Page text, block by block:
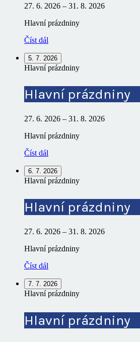
27. 6. 2026 – 31. 8. 2026
Hlavní prázdniny
Číst dál
5. 7. 2026
Hlavní prázdniny
Hlavní prázdniny
27. 6. 2026 – 31. 8. 2026
Hlavní prázdniny
Číst dál
6. 7. 2026
Hlavní prázdniny
Hlavní prázdniny
27. 6. 2026 – 31. 8. 2026
Hlavní prázdniny
Číst dál
7. 7. 2026
Hlavní prázdniny
Hlavní prázdniny